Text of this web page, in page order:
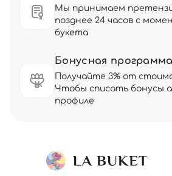
Мы принимаем
позднее 24 часов с
букета
Бонусная программа
Получайте 3% от
Чтобы списать бонусы
профиле